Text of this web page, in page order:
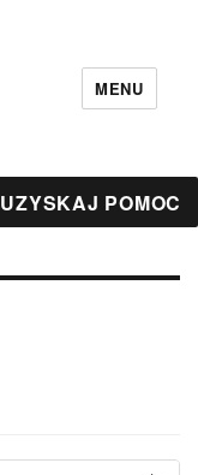
MENU
UZYSKAJ POMOC